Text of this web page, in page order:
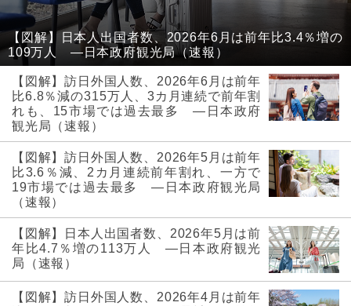
【図解】日本人出国者数、2026年6月は前年比3.4％増の
109万人 ―日本政府観光局（速報）
【図解】訪日外国人数、2026年6月は前年
比6.8％減の315万人、3カ月連続で前年割
れも、15市場では過去最多 ―日本政府
観光局（速報）
【図解】訪日外国人数、2026年5月は前年
比3.6％減、2カ月連続前年割れ、一方で
19市場では過去最多 ―日本政府観光局
（速報）
【図解】日本人出国者数、2026年5月は前
年比4.7％増の113万人 ―日本政府観光
局（速報）
【図解】訪日外国人数、2026年4月は前年